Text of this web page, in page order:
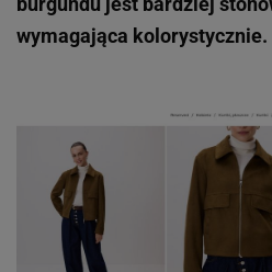
wymagająca kolorystycznie.